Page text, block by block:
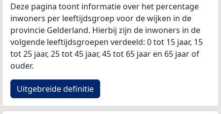
Deze pagina toont informatie over het percentage
inwoners per leeftijdsgroep voor de wijken in de
provincie Gelderland. Hierbij zijn de inwoners in de
volgende leeftijdsgroepen verdeeld: 0 tot 15 jaar, 15
tot 25 jaar, 25 tot 45 jaar, 45 tot 65 jaar en 65 jaar of
ouder.
Uitgebreide definitie